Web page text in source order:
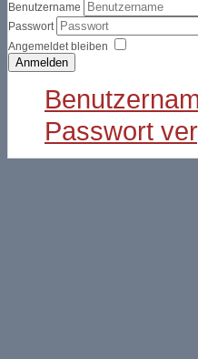
Benutzername
Passwort
Angemeldet bleiben
Anmelden
Passwort